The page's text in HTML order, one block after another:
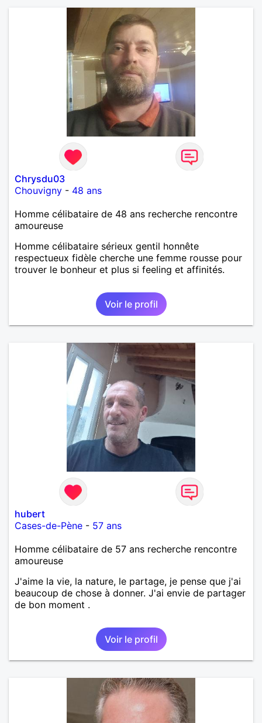
Chrysdu03
Chouvigny - 48 ans
Homme célibataire de 48 ans recherche rencontre
amoureuse
Homme célibataire sérieux gentil honnête
respectueux fidèle cherche une femme rousse pour
trouver le bonheur et plus si feeling et affinités.
Voir le profil
hubert
Cases-de-Pène - 57 ans
Homme célibataire de 57 ans recherche rencontre
amoureuse
J'aime la vie, la nature, le partage, je pense que j'ai
beaucoup de chose à donner. J'ai envie de partager
de bon moment .
Voir le profil